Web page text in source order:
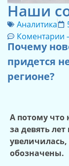
Наши
Аналитика
Коментарии
Почему
придется
регионе?
А потому что
за девять
обозначены.